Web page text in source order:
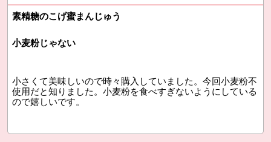
素精糖のこげ蜜まんじゅう
小麦粉じゃない
小さくて美味しいので時々購入していました。今回小麦粉不
使用だと知りました。小麦粉を食べすぎないようにしている
ので嬉しいです。